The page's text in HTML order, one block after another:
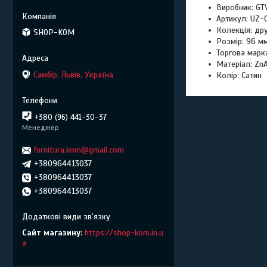
Виробник:
Артикул:
Колекція:
Розмір: 96
Торгова
Матеріал:
Колір: Сатин
SHOP-KOM
Самбір, Львів, Україна
+380 (96) 441-30-37
Менеджер
furnitura.kom@gmail.com
+380964413037
+380964413037
+380964413037
Сайт магазину https://shop-kom.in.u
a